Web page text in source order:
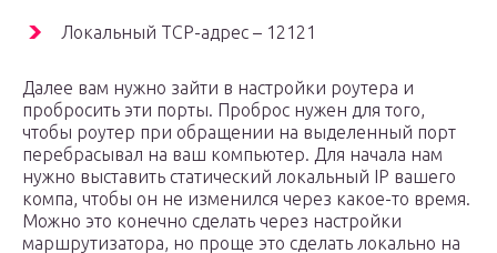
Локальный TCP-адрес – 12121
Далее вам нужно зайти в настройки роутера и
пробросить эти порты. Проброс нужен для того,
чтобы роутер при обращении на выделенный порт
перебрасывал на ваш компьютер. Для начала нам
нужно выставить статический локальный IP вашего
компа, чтобы он не изменился через какое-то время.
Можно это конечно сделать через настройки
маршрутизатора, но проще это сделать локально на